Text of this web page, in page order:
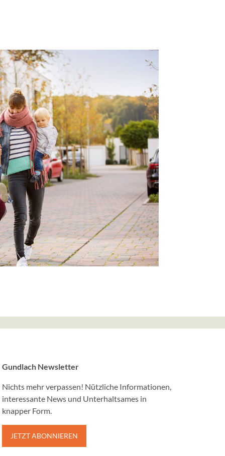
Gundlach Newsletter
Nichts mehr verpassen! Nützliche Informationen,
interessante News und Unterhaltsames in
knapper Form.
JETZT ABONNIEREN
der
und Cookies
und Social-Media-
blockiert. Wenn
akzeptiert werden, bedarf
keiner manuellen
Street,
Postings
werden